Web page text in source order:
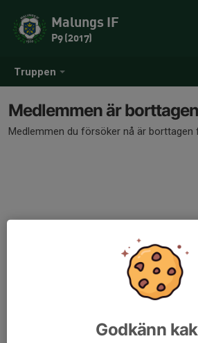
Truppen
Malungs IF
P9 (2017)
Medlemmen är borttagen
Medlemmen du försöker nå är borttagen
Godkänn